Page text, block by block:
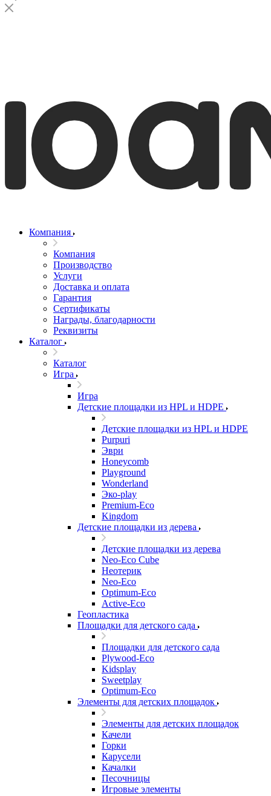
Компания
Компания
Производство
Услуги
Доставка и оплата
Гарантия
Сертификаты
Награды, благодарности
Реквизиты
Каталог
Каталог
Игра
Игра
Детские площадки из HPL и HDPE
Детские площадки из HPL и HDPE
Purpuri
Эври
Honeycomb
Playground
Wonderland
Эко-play
Premium-Eco
Kingdom
Детские площадки из дерева
Детские площадки из дерева
Neo-Eco Cube
Неотерик
Neo-Eco
Оptimum-Еco
Active-Eco
Геопластика
Площадки для детского сада
Площадки для детского сада
Plywood-Eco
Kidsplay
Sweetplay
Оptimum-Еco
Элементы для детских площадок
Элементы для детских площадок
Качели
Горки
Карусели
Качалки
Песочницы
Игровые элементы